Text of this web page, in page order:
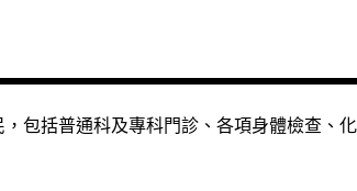
包括普通科及專科門診、各項身體檢查、